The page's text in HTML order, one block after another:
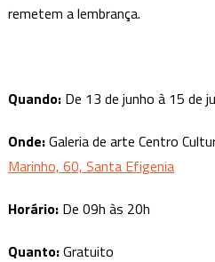
remetem a lembrança.
Quando: De 13 de junho à 15 de
Onde:Galeria de arte Centro
Marinho, 60, Santa Efigenia
Horário: De 09h às 20h
Quanto:Gratuito